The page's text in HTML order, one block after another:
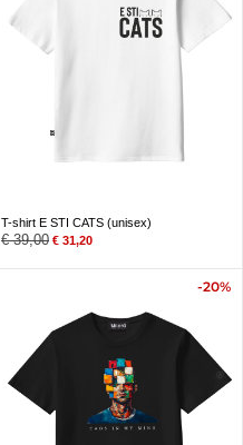
T-shirt E STI CATS (unisex)
€39,00 € 31,20
-20%